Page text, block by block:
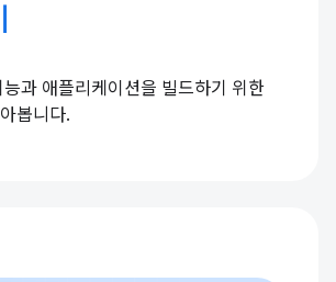
과 애플리케이션을 빌드하기 위한
봅니다.